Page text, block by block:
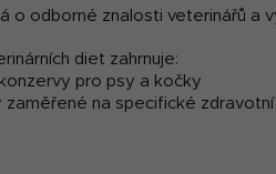
o odborné znalosti veterinářů a
diet zahrnuje:
pro psy a kočky
zaměřené na specifické